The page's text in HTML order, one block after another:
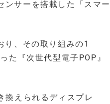
ンサーを搭載した「スマー
り、その取り組みの1
た『次世代型電子POP』
換えられるディスプレ